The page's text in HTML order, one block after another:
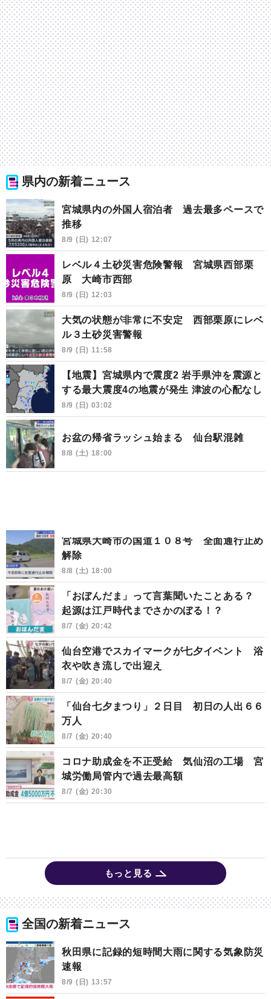
県内の新着ニュース
宮城県内の外国人宿泊者 過去最多ペースで
推移
8/9 (日) 12:07
レベル４土砂災害危険警報 宮城県西部栗
原 大崎市西部
8/9 (日) 12:03
大気の状態が非常に不安定 西部栗原にレベ
ル３土砂災害警報
8/9 (日) 11:58
【地震】宮城県内で震度2 岩手県沖を震源と
する最大震度4の地震が発生 津波の心配なし
8/9 (日) 03:02
お盆の帰省ラッシュ始まる 仙台駅混雑
8/8 (土) 18:00
宮城県大崎市の国道１０８号 全面通行止め
解除
8/8 (土) 18:00
「おぼんだま」って言葉聞いたことある？
起源は江戸時代までさかのぼる！？
8/7 (金) 20:42
仙台空港でスカイマークが七夕イベント 浴
衣や吹き流しで出迎え
8/7 (金) 20:40
「仙台七夕まつり」２日目 初日の人出６６
万人
8/7 (金) 20:40
コロナ助成金を不正受給 気仙沼の工場 宮
城労働局管内で過去最高額
8/7 (金) 20:30
もっと見る
全国の新着ニュース
秋田県に記録的短時間大雨に関する気象防災
速報
8/9 (日) 13:57